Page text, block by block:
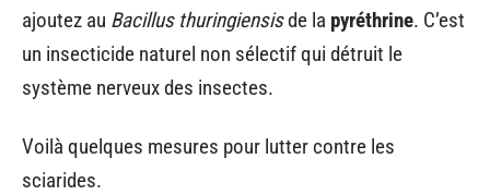
ajoutez au Bacillus thuringiensisde la pyréthrine. C’est
un insecticide naturel non sélectif qui détruit le
système nerveux des insectes.
Voilà quelques mesures pour lutter contre les
sciarides.